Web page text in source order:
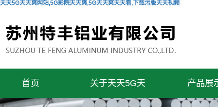
天天5G天天爽网站,5G影院天天爽,5G天天爽天天看,下载污版天天视频
首页 关于天天5G天 产品展